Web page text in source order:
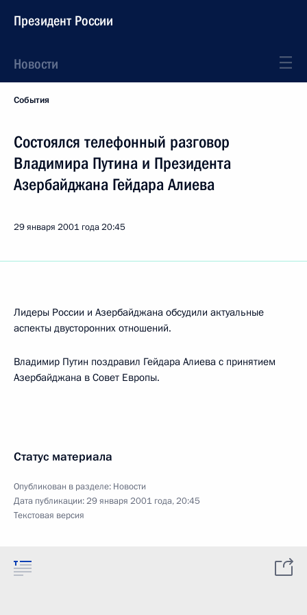
Президент России
Новости
События
Состоялся телефонный разговор
Владимира Путина и Президента
Азербайджана Гейдара Алиева
29 января 2001 года20:45
Лидеры России и Азербайджана обсудили актуальные
аспекты двусторонних отношений.
Владимир Путин поздравил Гейдара Алиева с принятием
Азербайджана в Совет Европы.
Статус материала
Опубликован в разделе: Новости
Дата публикации:29 января 2001 года, 20:45
Текстовая версия